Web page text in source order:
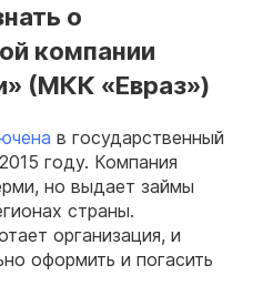
о
компании
(МКК «Евраз»)
в государственный
году. Компания
но выдает займы
страны.
организация, и
оформить и погасить